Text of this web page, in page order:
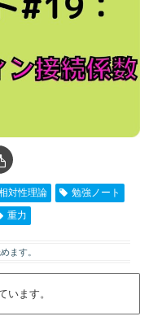
対性理論
勉強ノート
重力
ます。
います。